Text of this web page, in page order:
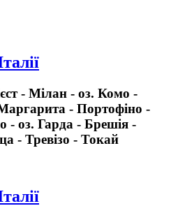
- Мілан - оз. Комо -
- Портофіно -
- оз. Гарда - Брешія -
- Тревізо - Токай